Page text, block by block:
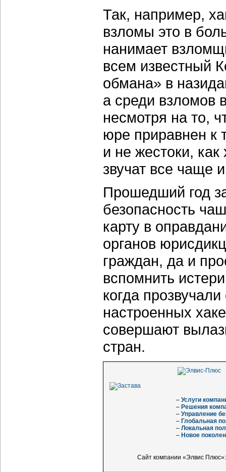
Так, например,
взломы это в
нанимает
всем известный
обмана» в
а среди взломов
несмотря на то,
юре приравнен к
и не жестоки,
звучат все чаще
Прошедший год
безопасность
карту в
органов
граждан, да и
вспомнить
когда
настроенных
совершают
стран.
– Услуги
– Решения
– Управление
– Глобальная
– Локальная
– Новое
Сайт компании «Элвис